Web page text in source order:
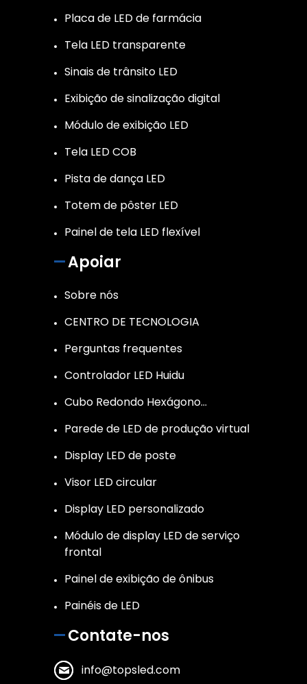
Placa de LED de farmácia
Tela LED transparente
Sinais de trânsito LED
Exibição de sinalização digital
Módulo de exibição LED
Tela LED COB
Pista de dança LED
Totem de pôster LED
Painel de tela LED flexível
Apoiar
Sobre nós
CENTRO DE TECNOLOGIA
Perguntas frequentes
Controlador LED Huidu
Cubo Redondo Hexágono…
Parede de LED de produção virtual
Display LED de poste
Visor LED circular
Display LED personalizado
Módulo de display LED de serviço
frontal
Painel de exibição de ônibus
Painéis de LED
Contate-nos
info@topsled.com